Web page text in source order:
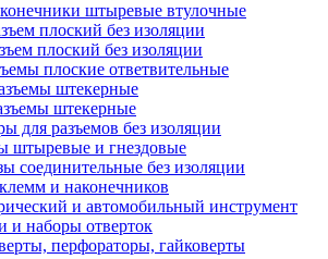
штыревые втулочные
плоский без изоляции
плоский без изоляции
плоские ответвительные
штекерные
штекерные
для разъемов без изоляции
штыревые и гнездовые
соединительные без изоляции
и наконечников
и автомобильный инструмент
и наборы отверток
перфораторы, гайковерты